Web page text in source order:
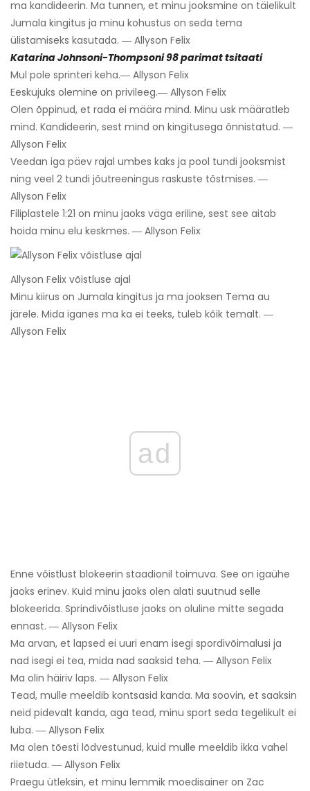
ma kandideerin. Ma tunnen, et minu jooksmine on täielikult
Jumala kingitus ja minu kohustus on seda tema
ülistamiseks kasutada. ― Allyson Felix
Katarina Johnsoni-Thompsoni 98 parimat tsitaati
Mul pole sprinteri keha.― Allyson Felix
Eeskujuks olemine on privileeg.― Allyson Felix
Olen õppinud, et rada ei määra mind. Minu usk määratleb
mind. Kandideerin, sest mind on kingitusega õnnistatud. ―
Allyson Felix
Veedan iga päev rajal umbes kaks ja pool tundi jooksmist
ning veel 2 tundi jõutreeningus raskuste tõstmises. ―
Allyson Felix
Filiplastele 1:21 on minu jaoks väga eriline, sest see aitab
hoida minu elu keskmes. ― Allyson Felix
Allyson Felix võistluse ajal
Minu kiirus on Jumala kingitus ja ma jooksen Tema au
järele. Mida iganes ma ka ei teeks, tuleb kõik temalt. ―
Allyson Felix
ad
Enne võistlust blokeerin staadionil toimuva. See on igaühe
jaoks erinev. Kuid minu jaoks olen alati suutnud selle
blokeerida. Sprindivõistluse jaoks on oluline mitte segada
ennast. ― Allyson Felix
Ma arvan, et lapsed ei uuri enam isegi spordivõimalusi ja
nad isegi ei tea, mida nad saaksid teha. ― Allyson Felix
Ma olin häiriv laps. ― Allyson Felix
Tead, mulle meeldib kontsasid kanda. Ma soovin, et saaksin
neid pidevalt kanda, aga tead, minu sport seda tegelikult ei
luba. ― Allyson Felix
Ma olen tõesti lõdvestunud, kuid mulle meeldib ikka vahel
riietuda. ― Allyson Felix
Praegu ütleksin, et minu lemmik moedisainer on Zac